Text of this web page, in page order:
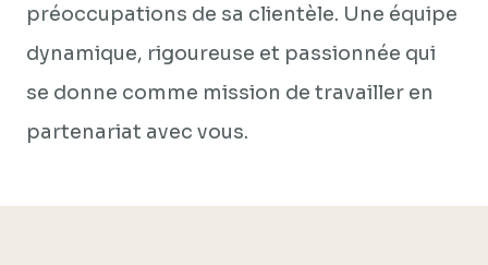
préoccupations de sa clientèle. Une équipe
dynamique, rigoureuse et passionnée qui
se donne comme mission de travailler en
partenariat avec vous.